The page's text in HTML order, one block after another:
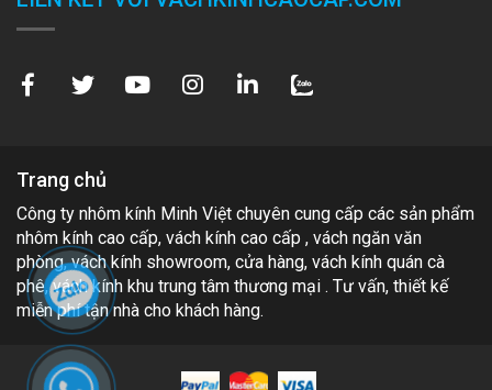
Trang chủ
Công ty nhôm kính Minh Việt chuyên cung cấp các sản phẩm
nhôm kính cao cấp, vách kính cao cấp , vách ngăn văn
phòng, vách kính showroom, cửa hàng, vách kính quán cà
phê, vách kính khu trung tâm thương mại . Tư vấn, thiết kế
miễn phí tận nhà cho khách hàng.